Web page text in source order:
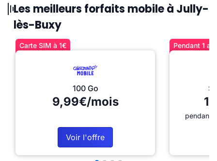
Les meilleurs forfaits mobile à Jully-
lès-Buxy
Carte SIM à 1€
100 Go
9,99€/mois
Voir l'offre
Pendant 1
pendant